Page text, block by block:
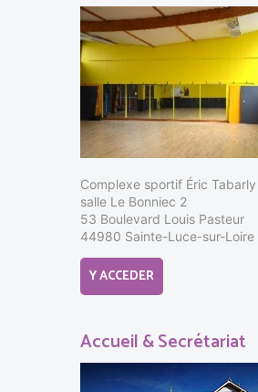
Complexe sportif Éric Tabarly
salle Le Bonniec 2
53 Boulevard Louis Pasteur
44980 Sainte-Luce-sur-Loire
Y ACCEDER
Accueil & Secrétariat